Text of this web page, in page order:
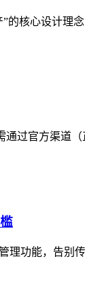
的核心设计
过官方渠道
理功能，告